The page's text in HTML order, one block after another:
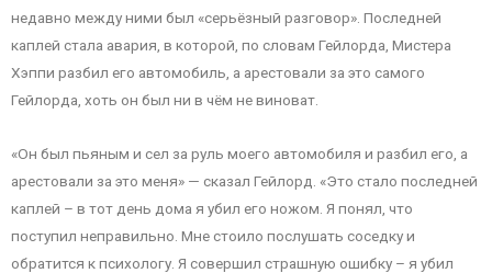
недавно между ними был «серьёзный разговор». Последней
каплей стала авария, в которой, по словам Гейлорда, Мистера
Хэппи разбил его автомобиль, а арестовали за это самого
Гейлорда, хоть он был ни в чём не виноват.
«Он был пьяным и сел за руль моего автомобиля и разбил его, а
арестовали за это меня» — сказал Гейлорд. «Это стало последней
каплей – в тот день дома я убил его ножом. Я понял, что
поступил неправильно. Мне стоило послушать соседку и
обратится к психологу. Я совершил страшную ошибку – я убил